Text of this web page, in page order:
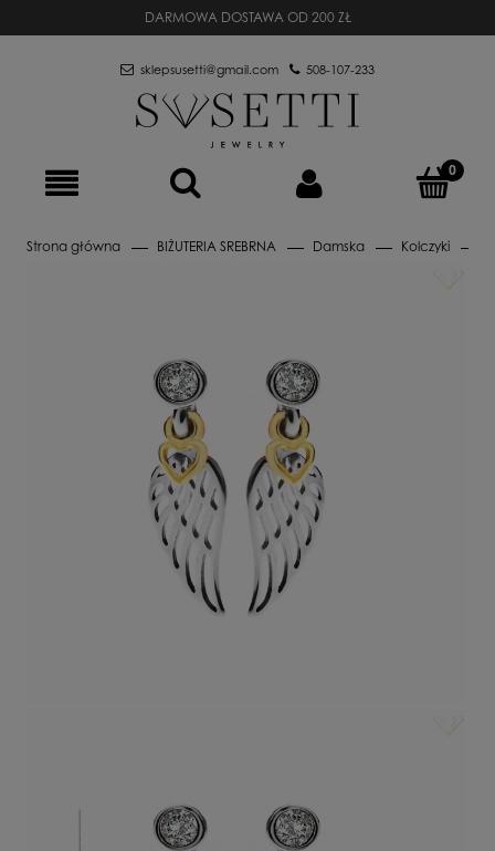
DARMOWA DOSTAWA OD 200 ZŁ
sklepsusetti@gmail.com 508-107-233
Strona główna BIŻUTERIA SREBRNA Damska Kolczyki